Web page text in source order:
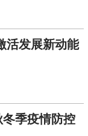
活发展新动能
季疫情防控